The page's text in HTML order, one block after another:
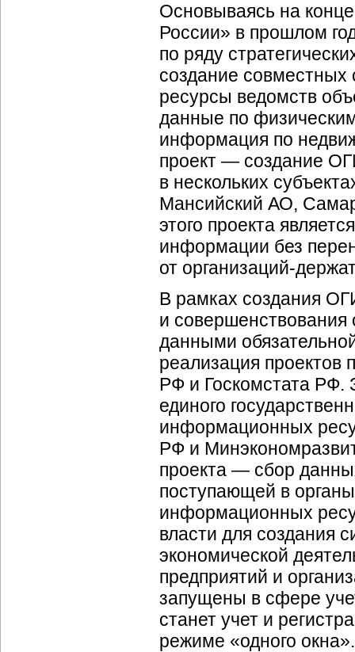
Основываясь на
России» в прошлом
по ряду
создание
ресурсы ведомств
данные по
информация по
проект — создание
в нескольких
Мансийский АО,
этого проекта
информации без
от организаций-
В рамках создания
и
данными
реализация
РФ и Госкомстата РФ.
единого
информационных
РФ и
проекта — сбор
поступающей в
информационных
власти для создания
экономической
предприятий и
запущены в сфере
станет учет и
режиме «одного окна».